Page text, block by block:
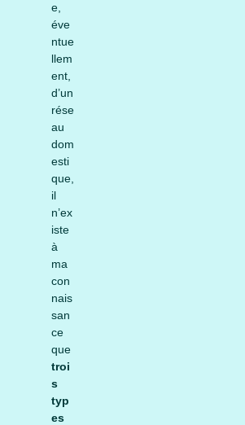
e,
éve
ntue
llem
ent,
d’un
rése
au
dom
esti
que,
il
n’ex
iste
à
ma
con
nais
san
ce
que
troi
s
typ
es